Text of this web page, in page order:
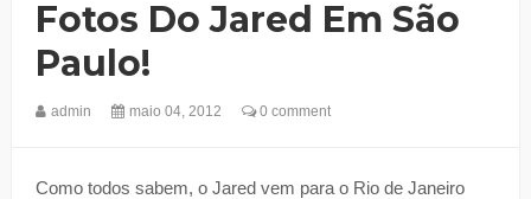
Fotos Do Jared Em São
Paulo!
admin maio 04, 2012 0 comment
Como todos sabem, o Jared vem para o Rio de Janeiro